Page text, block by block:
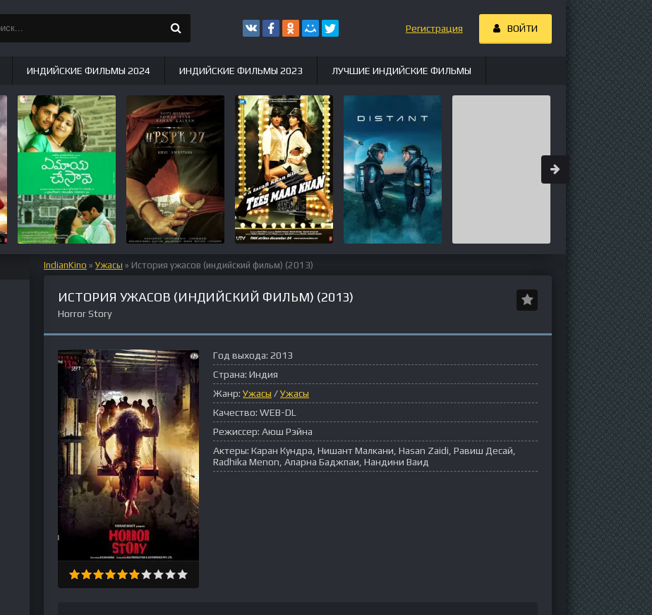
IndianKino » Ужасы » История ужасов (индийский фильм) (2013)
ИСТОРИЯ УЖАСОВ (ИНДИЙСКИЙ ФИЛЬМ) (2013)
Horror Story
Год выхода: 2013
Страна: Индия
Жанр: Ужасы /Ужасы
Качество: WEB-DL
Режиссер: Аюш Рэйна
Актеры: Каран Кундра, Нишант Малкани, Hasan Zaidi, Равиш Десай,
Radhika Menon, Апарна Баджпаи, Нандини Ваид
Регистрация ВОЙТИ
ИНДИЙСКИЕ ФИЛЬМЫ 2024 ИНДИЙСКИЕ ФИЛЬМЫ 2023 ЛУЧШИЕ ИНДИЙСКИЕ ФИЛЬМЫ